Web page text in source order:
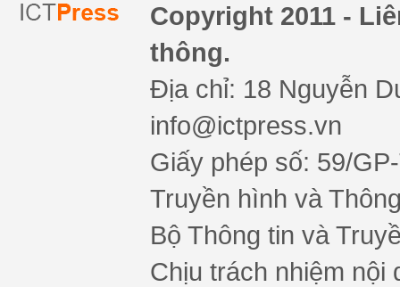
Copyright 2011 -
thông.
Địa chỉ: 18 Nguyễn
info@ictpress.vn
Giấy phép số: 59/
Truyền hình và
Bộ Thông tin và
Chịu trách nhiệm nội